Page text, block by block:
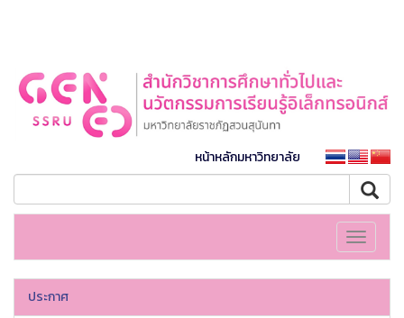
หน้าหลักมหาวิทยาลัย
Toggle
ประกาศ